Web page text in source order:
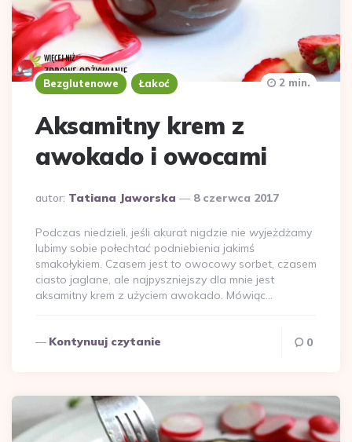
Bezglutenowe Łakoć
Aksamitny krem z
awokado i owocami
Dodane
autor: Tatiana Jaworska 8 czerwca 2017
2 min.
Podczas niedzieli, jeśli akurat nigdzie nie wyjeżdżamy
lubimy sobie połechtać podniebienia jakimś
smakołykiem. Czasem jest to owocowy sorbet, czasem
ciasto jaglane, ale najpyszniejszy dla mnie jest
aksamitny krem z użyciem awokado. Mówiąc…
Kontynuuj czytanie 0